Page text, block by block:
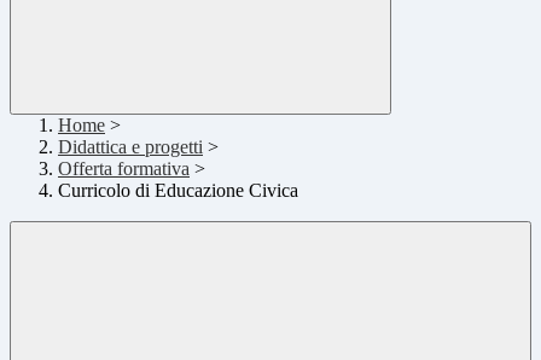
Home >
Didattica e progetti >
Offerta formativa >
Curricolo di Educazione Civica